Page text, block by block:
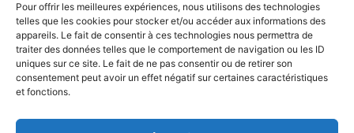
Pour offrir les meilleures expériences, nous utilisons des technologies
telles que les cookies pour stocker et/ou accéder aux informations des
appareils. Le fait de consentir à ces technologies nous permettra de
traiter des données telles que le comportement de navigation ou les ID
uniques sur ce site. Le fait de ne pas consentir ou de retirer son
consentement peut avoir un effet négatif sur certaines caractéristiques
et fonctions.
© Gouvernement du Québec, 2026
Plan du site